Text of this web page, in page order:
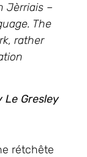
Jèrriais –
The
rather
Le Gresley
rétchête